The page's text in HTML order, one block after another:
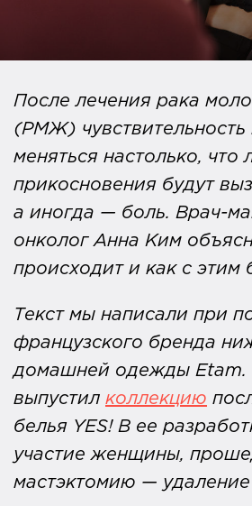
После лечения рака
(РМЖ) чувствительность
меняться настолько, что
прикосновения будут
а иногда — боль. Врач-
онколог Анна Ким
происходит и как с этим
Текст мы написали при
французского бренда
домашней одежды Etam.
выпустил коллекцию
белья YES! В ее
участие женщины,
мастэктомию —